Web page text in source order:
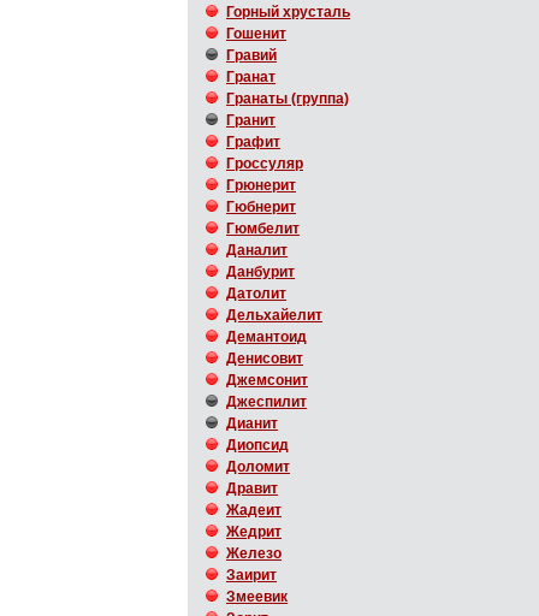
Горный хрусталь
Гошенит
Гравий
Гранат
Гранаты (группа)
Гранит
Графит
Гроссуляр
Грюнерит
Гюбнерит
Гюмбелит
Даналит
Данбурит
Датолит
Дельхайелит
Демантоид
Денисовит
Джемсонит
Джеспилит
Дианит
Диопсид
Доломит
Дравит
Жадеит
Жедрит
Железо
Заирит
Змеевик